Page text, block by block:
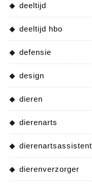
deeltijd
deeltijd hbo
defensie
design
dieren
dierenarts
dierenartsassistent
dierenverzorger